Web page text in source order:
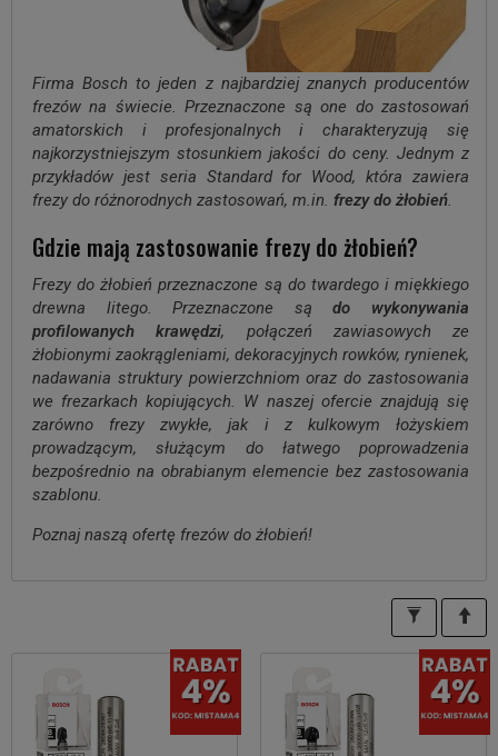
Firma Bosch to jeden z najbardziej znanych producentów
frezów na świecie. Przeznaczone są one do zastosowań
amatorskich i profesjonalnych i charakteryzują się
najkorzystniejszym stosunkiem jakości do ceny. Jednym z
przykładów jest seria Standard for Wood, która zawiera
frezy do różnorodnych zastosowań, m.in. frezy do żłobień.
Gdzie mają zastosowanie frezy do żłobień?
Frezy do żłobień przeznaczone są do twardego i miękkiego
drewna litego. Przeznaczone sądo wykonywania
profilowanych krawędzi, połączeń zawiasowych ze
żłobionymi zaokrągleniami, dekoracyjnych rowków, rynienek,
nadawania struktury powierzchniom oraz do zastosowania
we frezarkach kopiujących. W naszej ofercie znajdują się
zarówno frezy zwykłe, jak i z kulkowym łożyskiem
prowadzącym, służącym do łatwego poprowadzenia
bezpośrednio na obrabianym elemencie bez zastosowania
szablonu.
Poznaj naszą ofertę frezów do żłobień!